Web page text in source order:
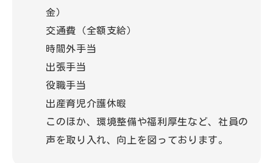
金）
交通費（全額支給）
時間外手当
出張手当
役職手当
出産育児介護休暇
このほか、環境整備や福利厚生など、社員の
声を取り入れ、向上を図っております。